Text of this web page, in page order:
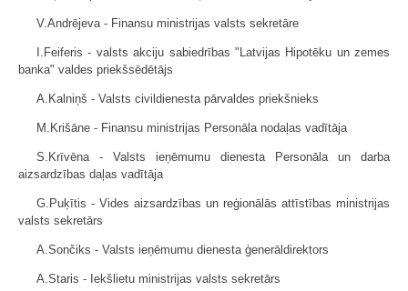
V.Andrējeva - Finansu ministrijas valsts sekretāre
I.Feiferis - valsts akciju sabiedrības "Latvijas Hipotēku un zemes
banka" valdes priekšsēdētājs
A.Kalniņš - Valsts civildienesta pārvaldes priekšnieks
M.Krišāne - Finansu ministrijas Personāla nodaļas vadītāja
S.Krīvēna - Valsts ieņēmumu dienesta Personāla un darba
aizsardzības daļas vadītāja
G.Puķītis - Vides aizsardzības un reģionālās attīstības ministrijas
valsts sekretārs
A.Sončiks - Valsts ieņēmumu dienesta ģenerāldirektors
A.Staris - Iekšlietu ministrijas valsts sekretārs